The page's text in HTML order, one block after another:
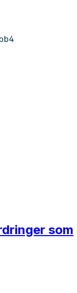
som